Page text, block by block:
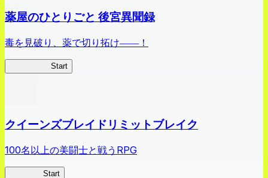
薬屋のひとりごと 後宮異聞録
毒を見破り、薬で切り拓け――！
Start
クイーンズブレイドリミットブレイク
100名以上の美闘士と戦うRPG
Start